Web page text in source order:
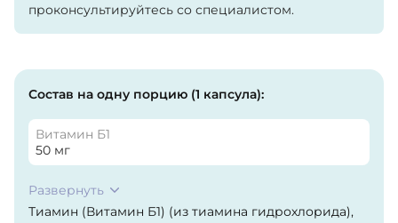
проконсультируйтесь со специалистом.
Состав на одну порцию (1 капсула):
Витамин Б1
50 мг
Развернуть
Тиамин (Витамин Б1) (из тиамина гидрохлорида),